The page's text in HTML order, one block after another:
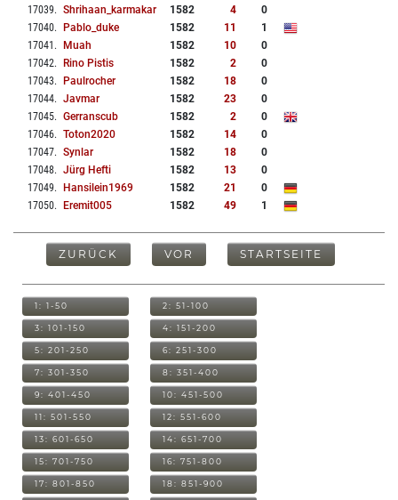
17039. Shrihaan_karmakar 1582 4
0
17040. Pablo_duke 1582 11
1
17041 . Muah 1582 10
0
17042. Rino Pistis 1582 2
0
17043. Paulrocher 1582 18
0
17044. Javmar 1582 23
0
17045. Gerranscub 1582 2
0
17046. Toton2020 1582 14
0
17047. Synlar 1582 18
0
17048. Jürg Hefti 1582 13
0
17049. Hansilein1969 1582 21
0
17050. Eremit005 1582 49 1
ZURÜCK VOR STARTSEITE
1: 1-50 2: 51-100
3: 101-150 4: 151-200
5: 201-250 6: 251-300
7: 301-350 8: 351-400
9: 401-450 10: 451-500
11: 501-550 12: 551-600
13: 601-650 14: 651-700
15: 701-750 16: 751-800
17: 801-850 18: 851-900